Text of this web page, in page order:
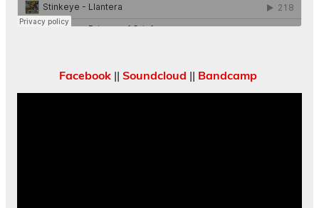
Facebook || Soundcloud || Bandcamp